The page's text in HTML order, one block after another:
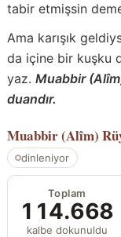
tabir etmişsin
Ama karışık
da içine bir kuşku
yaz. Muabbir
duandır.
Muabbir (Alîm)
dinleniyor
Toplam
114.668
kalbe dokunuldu